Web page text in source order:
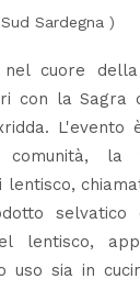
Sud Sardegna )
nel cuore
con la Sagra
L'evento
selvatico
lentisco,
uso sia in